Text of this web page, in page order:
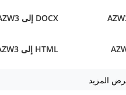
DOCX إلى AZW3
HTML إلى AZW3
المزيد